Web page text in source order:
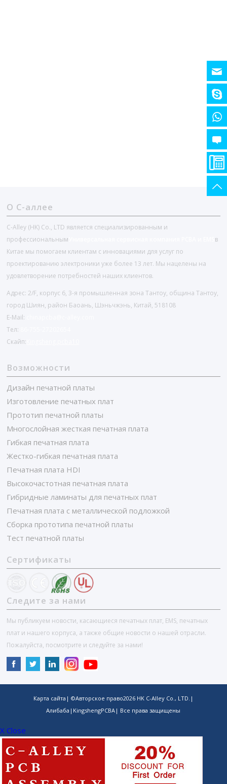
О С-аллее
C-Alley (HK) Co., LTD является специализированным и
профессиональным
в
Китае мы помогаем клиентам с инновациями для услуг по
проектированию электроники уже более 13 лет. Мы нацелены на
удовлетворение потребностей наших клиентов.
Адрес: 2/F, корпус 6, 3-я промышленная зона Тантоу, община Тантоу,
город Шиян, район Баоань, Шэньчжэнь, Китай, 518108
E-Mail:
Тел:
Скайп:
Возможности
Дизайн печатной платы
Изготовление печатных плат
Прототип печатной платы
Многослойная жесткая печатная плата
Гибкая печатная плата
Жестко-гибкая печатная плата
Печатная плата HDI
Высокочастотная печатная плата
Гибридные ламинаты для печатных плат
Печатная плата с металлической подложкой
Сборка прототипа печатной платы
Тест печатной платы
Сертификаты
Следите за нами
Мы публикуем новости, касающиеся печатных плат, EMS, печатных
плат и нашего корпуса, а также общие новости о нашей отрасли.
Пожалуйста, посмотрите и следуйте за нами!
Карта сайта | ©Авторское право2026 HK C-Alley Co., LTD. |
Алибаба | KingshengPCBA | Все права защищены
X Close